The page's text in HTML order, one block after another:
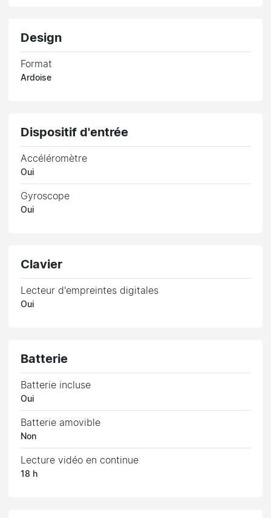
Design
Format
Ardoise
Dispositif d'entrée
Accéléromètre
Oui
Gyroscope
Oui
Clavier
Lecteur d'empreintes digitales
Oui
Batterie
Batterie incluse
Oui
Batterie amovible
Non
Lecture vidéo en continue
18 h